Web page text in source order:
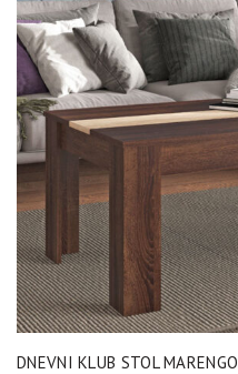
DNEVNI KLUB STOL MARENGO